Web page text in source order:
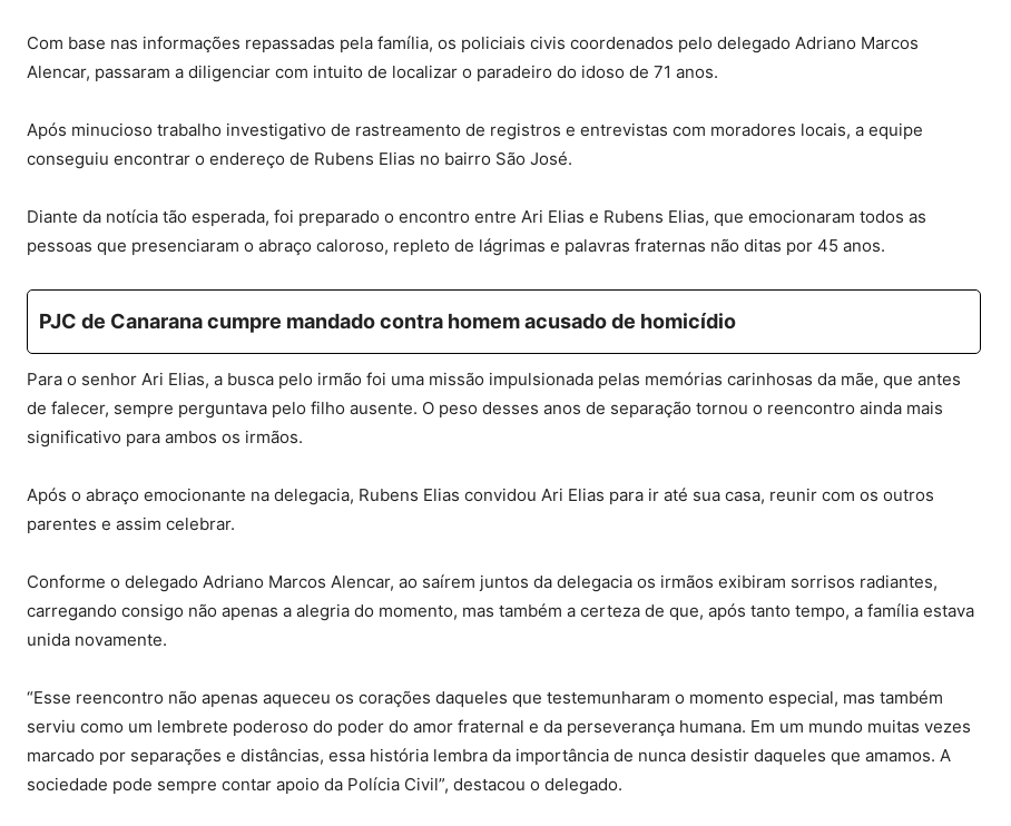
Com base nas informações repassadas pela família, os policiais civis coordenados pelo delegado Adriano Marcos
Alencar, passaram a diligenciar com intuito de localizar o paradeiro do idoso de 71 anos.
Após minucioso trabalho investigativo de rastreamento de registros e entrevistas com moradores locais, a equipe
conseguiu encontrar o endereço de Rubens Elias no bairro São José.
Diante da notícia tão esperada, foi preparado o encontro entre Ari Elias e Rubens Elias, que emocionaram todos as
pessoas que presenciaram o abraço caloroso, repleto de lágrimas e palavras fraternas não ditas por 45 anos.
PJC de Canarana cumpre mandado contra homem acusado de homicídio
Para o senhor Ari Elias, a busca pelo irmão foi uma missão impulsionada pelas memórias carinhosas da mãe, que antes
de falecer, sempre perguntava pelo filho ausente. O peso desses anos de separação tornou o reencontro ainda mais
significativo para ambos os irmãos.
Após o abraço emocionante na delegacia, Rubens Elias convidou Ari Elias para ir até sua casa, reunir com os outros
parentes e assim celebrar.
Conforme o delegado Adriano Marcos Alencar, ao saírem juntos da delegacia os irmãos exibiram sorrisos radiantes,
carregando consigo não apenas a alegria do momento, mas também a certeza de que, após tanto tempo, a família estava
unida novamente.
“Esse reencontro não apenas aqueceu os corações daqueles que testemunharam o momento especial, mas também
serviu como um lembrete poderoso do poder do amor fraternal e da perseverança humana. Em um mundo muitas vezes
marcado por separações e distâncias, essa história lembra da importância de nunca desistir daqueles que amamos. A
sociedade pode sempre contar apoio da Polícia Civil”, destacou o delegado.